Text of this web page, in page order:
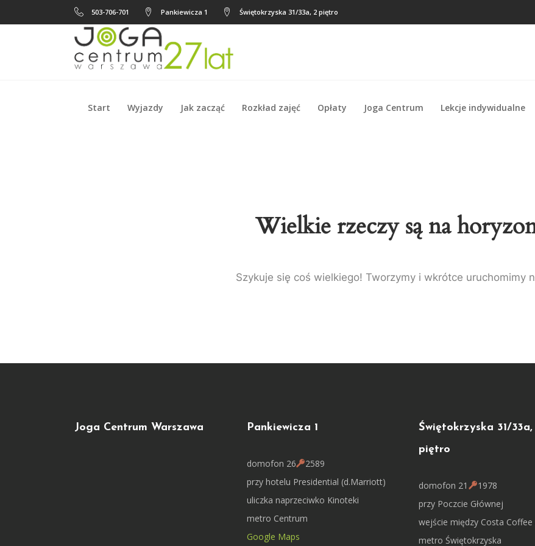
503-706-701 Pankiewicza 1 Świętokrzyska 31/33a, 2 piętro
Start Wyjazdy Jak zacząć Rozkład zajęć Opłaty Joga Centrum Lekcje indywidualne
Start Wyjazdy Jak zacząć Rozkład zajęć Opłaty
Wielkie rzeczy są na
Szykuje się coś wielkiego! Tworzymy i wkrótce uruchomimy
Joga Centrum Warszawa Pankiewicza 1
domofon 26
2589
przy hotelu Presidential (d.Marriott)
uliczka naprzeciwko Kinoteki
metro Centrum
Google Maps
Świętokrzyska 31/33a,
piętro
domofon 21
1978
przy Poczcie Głównej
wejście między Costa Coffee
metro Świętokrzyska